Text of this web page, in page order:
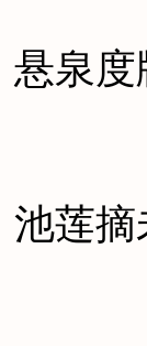
度
摘